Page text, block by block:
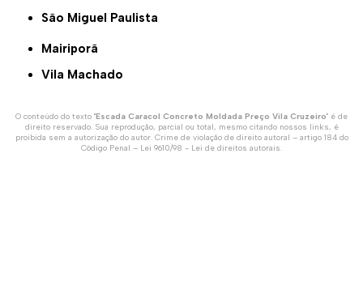
São Miguel Paulista
Mairiporã
Vila Machado
O conteúdo do texto "Escada Caracol Concreto Moldada Preço Vila Cruzeiro" é de
direito reservado. Sua reprodução, parcial ou total, mesmo citando nossos links, é
proibida sem a autorização do autor. Crime de violação de direito autoral – artigo 184 do
Código Penal – Lei 9610/98 - Lei de direitos autorais.